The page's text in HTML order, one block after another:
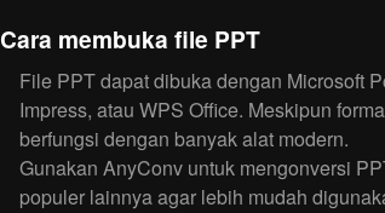
Cara membuka file PPT
File PPT dapat dibuka dengan Microsoft
Impress, atau WPS Office. Meskipun
berfungsi dengan banyak alat modern.
Gunakan AnyConv untuk mengonversi
populer lainnya agar lebih mudah